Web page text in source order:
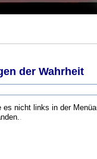
der Wahrheit
nicht links in der